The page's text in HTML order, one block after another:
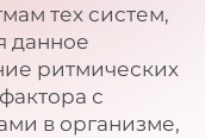
тех систем,
данное
ритмических
с
в организме,